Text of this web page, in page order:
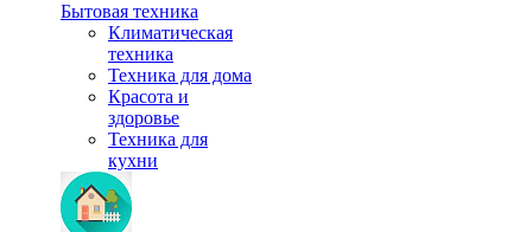
Бытовая техника
Климатическая
техника
Техника для дома
Красота и
здоровье
Техника для
кухни